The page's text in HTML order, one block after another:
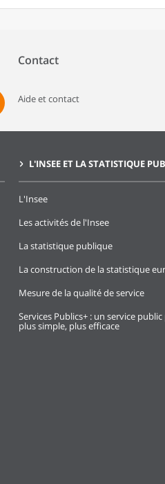
Contact
Aide et contact
L'INSEE ET LA STATISTIQUE
L'Insee
Les activités de l'Insee
La statistique publique
La construction de la statistique
Mesure de la qualité de service
Services Publics+ : un service
plus simple, plus efficace